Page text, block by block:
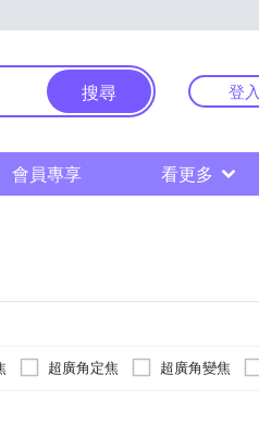
搜尋 登入
會員專享 看更多
超廣角定焦 超廣角變焦